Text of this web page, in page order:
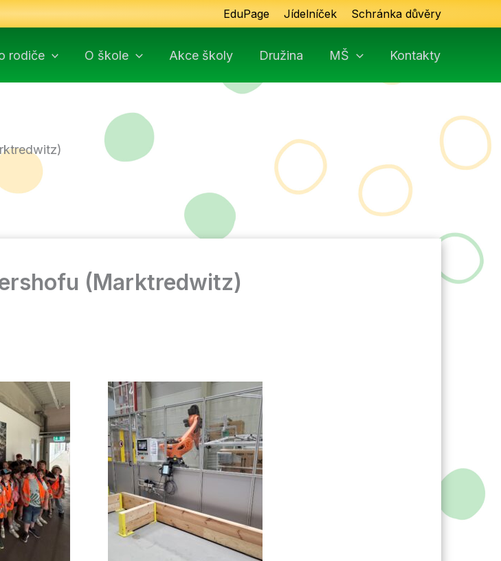
EduPage Jídelníček Schránka důvěry
rodiče O škole Akce školy Družina MŠ Kontakty
(Marktredwitz)